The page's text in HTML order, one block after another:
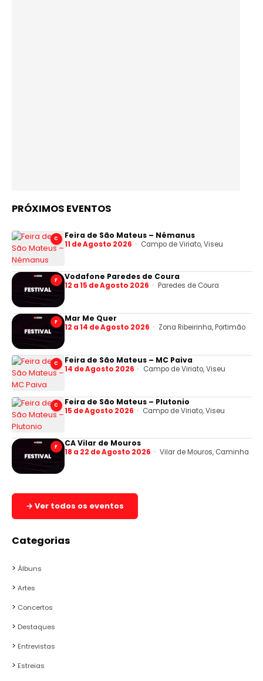
PRÓXIMOS EVENTOS
C Feira de São Mateus – Némanus
11 de Agosto 2026 Campo de Viriato, Viseu
F Vodafone Paredes de Coura
12 a 15 de Agosto 2026 Paredes de Coura
F Mar Me Quer
12 a 14 de Agosto 2026 Zona Ribeirinha, Portimão
C Feira de São Mateus – MC Paiva
14 de Agosto 2026 Campo de Viriato, Viseu
C Feira de São Mateus – Plutonio
15 de Agosto 2026 Campo de Viriato, Viseu
F CA Vilar de Mouros
18 a 22 de Agosto 2026 Vilar de Mouros, Caminha
→ Ver todos os eventos
Categorias
Álbuns
Artes
Concertos
Destaques
Entrevistas
Estreias